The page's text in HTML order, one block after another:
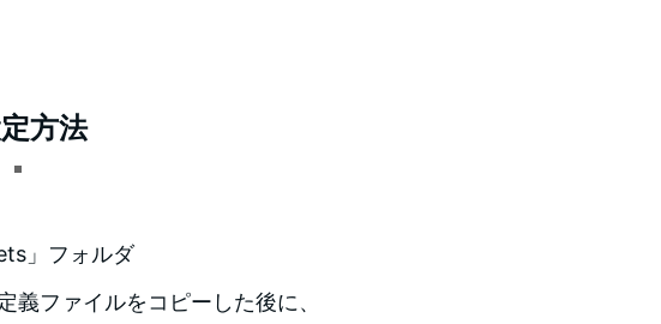
方法
」フォルダ
ファイルをコピーした後に、